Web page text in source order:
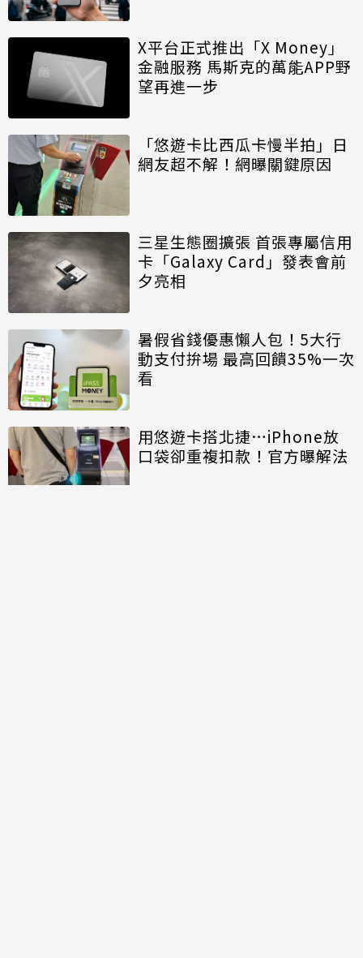
X平台正式推出「X Money」
金融服務 馬斯克的萬能APP野
望再進一步
「悠遊卡比西瓜卡慢半拍」日
網友超不解！網曝關鍵原因
三星生態圈擴張 首張專屬信用
卡「Galaxy Card」發表會前
夕亮相
暑假省錢優惠懶人包！5大行
動支付拚場 最高回饋35%一次
看
用悠遊卡搭北捷…iPhone放
口袋卻重複扣款！官方曝解法